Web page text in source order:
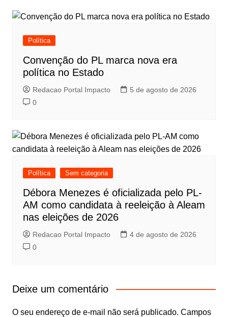
Política
Convenção do PL marca nova era
política no Estado
Redacao Portal Impacto
5 de agosto de 2026
0
Política Sem categoria
Débora Menezes é oficializada pelo PL-
AM como candidata à reeleição à Aleam
nas eleições de 2026
Redacao Portal Impacto
4 de agosto de 2026
0
Deixe um comentário
O seu endereço de e-mail não será publicado. Campos